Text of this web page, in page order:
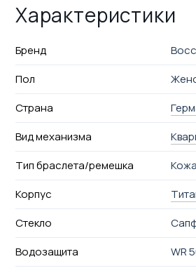
Характеристики
Бренд
Пол
Страна
Вид механизма
Тип браслета/ремешка
Корпус
Стекло
Водозащита
WR